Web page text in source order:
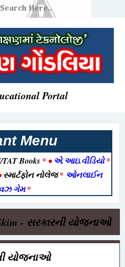
Portal
Menu
Books * •એ.આઇ.વીડિયો*
સ્માર્ટફોન નોલેજ* ઓનલાઈન
ગેમ*
- સરકારની યોજનાઓ
યોજનાઓ